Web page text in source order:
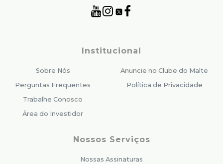
Institucional
Sobre Nós
Perguntas Frequentes
Trabalhe Conosco
Área do Investidor
Anuncie no Clube do Malte
Política de Privacidade
Nossos Serviços
Nossas Assinaturas